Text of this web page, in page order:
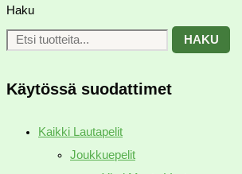
Haku
HAKU
Käytössä suodattimet
Kaikki Lautapelit
Joukkuepelit